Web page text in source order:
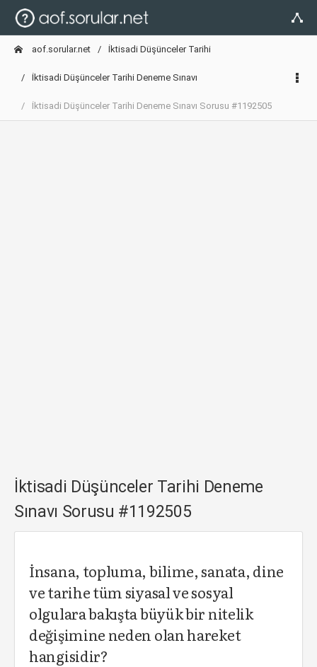
aof.sorular.net İktisadi Düşünceler Tarihi
İktisadi Düşünceler Tarihi Deneme Sınavı
İktisadi Düşünceler Tarihi Deneme Sınavı Sorusu #1192505
İktisadi Düşünceler Tarihi Deneme
Sınavı Sorusu #1192505
İnsana, topluma, bilime, sanata, dine
ve tarihe tüm siyasal ve sosyal
olgulara bakışta büyük bir nitelik
değişimine neden olan hareket
hangisidir?